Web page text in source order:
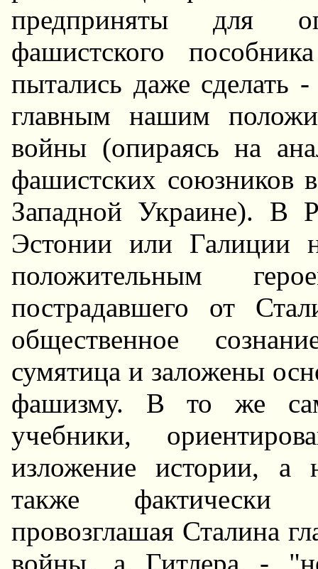
предприняты для
фашистского
пытались даже сделать
главным нашим
войны (опираясь на
фашистских союзников
Западной Украине). В
Эстонии или Галиции
положительным
пострадавшего от
общественное
сумятица и заложены
фашизму. В то же
учебники,
изложение истории,
также фактически
провозглашая Сталина